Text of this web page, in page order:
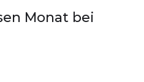
Monat bei